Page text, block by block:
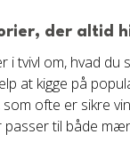
der altid
i tvivl om, hvad du
at kigge på
som ofte er sikre
passer til både